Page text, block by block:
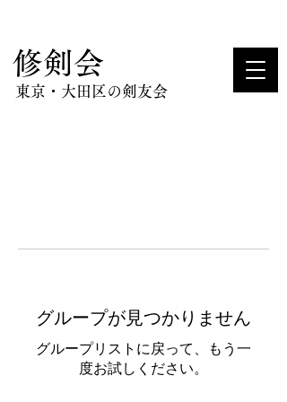
​修剣会
東京・大田区の剣友会
グループが見つかりません
グループリストに戻って、もう一
度お試しください。